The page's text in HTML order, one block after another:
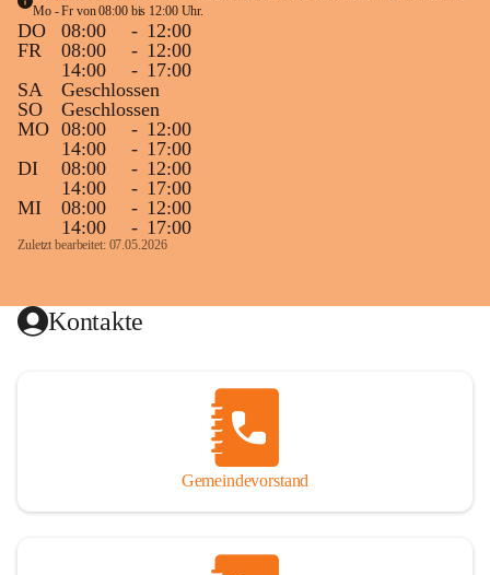
Mo - Fr von 08:00 bis 12:00 Uhr.
DO 08:00 - 12:00
FR
08:00 - 12:00
14:00
- 17:00
SA
Geschlossen
SO
Geschlossen
MO 08:00 - 12:00
14:00
- 17:00
DI
08:00 - 12:00
14:00
- 17:00
MI
08:00 - 12:00
14:00
- 17:00
Zuletzt bearbeitet: 07.05.2026
Kontakte
Gemeindevorstand